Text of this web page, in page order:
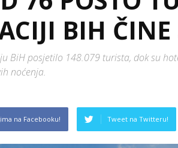
BIH
BiH posjetilo 148.079 turista, dok su
noćenja.
na Facebooku! Tweet na Twitteru!